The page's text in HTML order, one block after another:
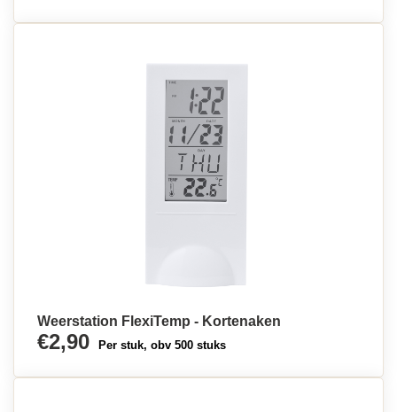
Weerstation FlexiTemp - Kortenaken
€2,90 Per stuk, obv 500 stuks